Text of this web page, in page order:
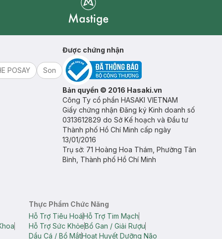
POSAY
Son
Được chứng nhận
Bản quyền © 2016 Hasaki.vn
Công Ty cổ phần HASAKI VIETNAM
Giấy chứng nhận Đăng ký Kinh doanh số
0313612829 do Sở Kế hoạch và Đầu tư
Thành phố Hồ Chí Minh cấp ngày
13/01/2016
Trụ sở: 71 Hoàng Hoa Thám, Phường Tân
Bình, Thành phố Hồ Chí Minh
Thực Phẩm Chức Năng
Hỗ Trợ Tiêu HoáHỗ Trợ Tim Mạch
Hỗ Trợ Sức KhỏeBổ Gan / Giải Rượu
Dầu Cá / Bổ MắtHoạt Huyết Dưỡng Não